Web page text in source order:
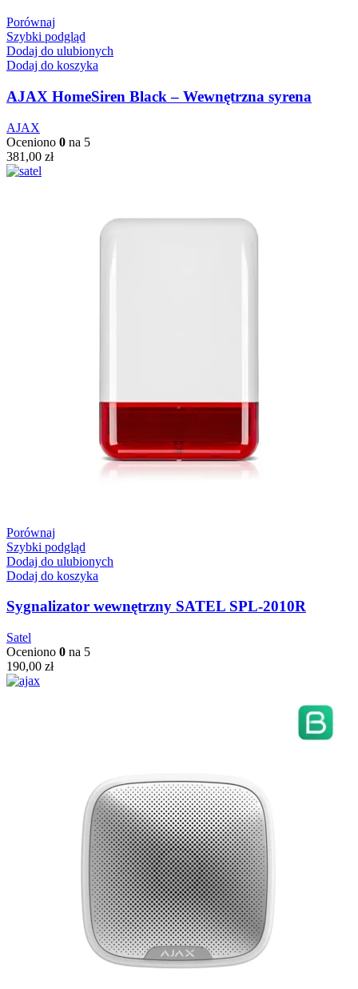
Porównaj
Szybki podgląd
Dodaj do ulubionych
Dodaj do koszyka
AJAX HomeSiren Black – Wewnętrzna syrena
AJAX
Oceniono 0 na 5
381,00 zł
Porównaj
Szybki podgląd
Dodaj do ulubionych
Dodaj do koszyka
Sygnalizator wewnętrzny SATEL SPL-2010R
Satel
Oceniono 0 na 5
190,00 zł